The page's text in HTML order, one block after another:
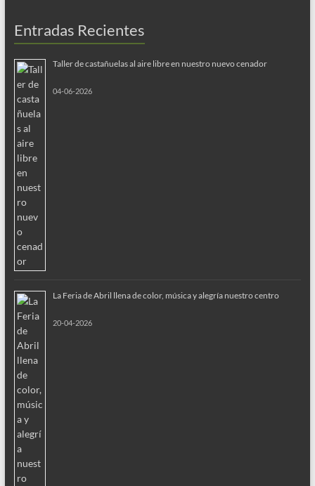
Entradas Recientes
Taller de castañuelas al aire libre en nuestro nuevo cenador
04-06-2026
La Feria de Abril llena de color, música y alegría nuestro centro
20-04-2026